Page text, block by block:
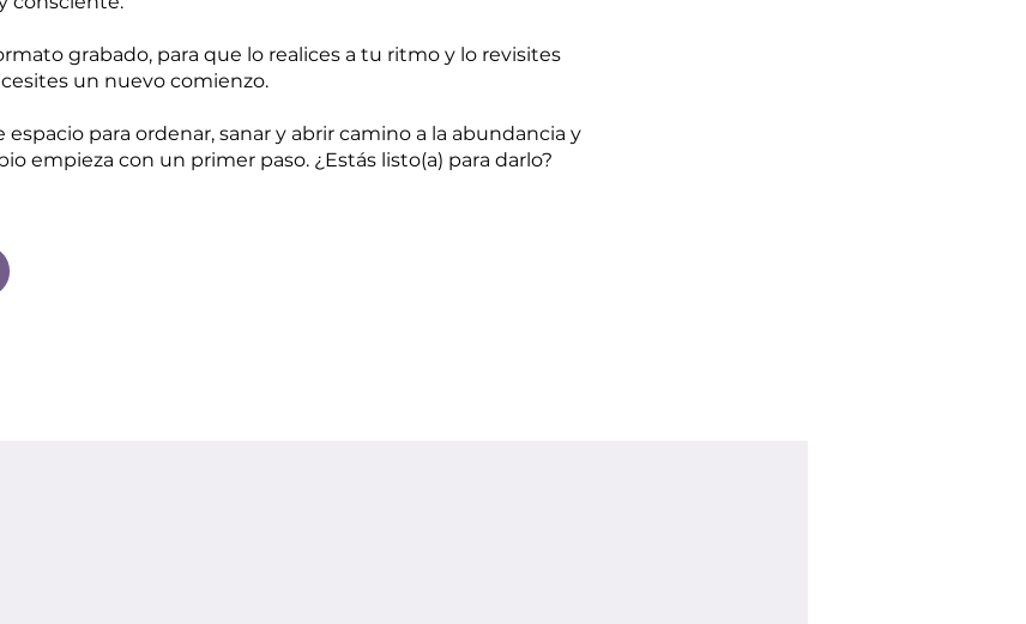
grabado, para que lo realices a tu ritmo y lo revisites
un nuevo comienzo.
espacio para ordenar, sanar y abrir camino a la abundancia y